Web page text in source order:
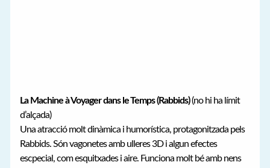
La Machine à Voyager dans le Temps (Rabbids)(no hi ha límit
d’alçada)
Una atracció molt dinàmica i humorística, protagonitzada pels
Rabbids. Són vagonetes amb ulleres 3D i algun efectes
escpecial, com esquitxades i aire. Funciona molt bé amb nens